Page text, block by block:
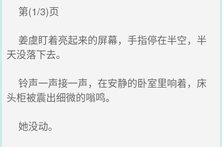
第(1/3)页
姜虞盯着亮起来的屏幕，手指停在半空，半
天没落下去。
铃声一声接一声，在安静的卧室里响着，床
头柜被震出细微的嗡鸣。
她没动。